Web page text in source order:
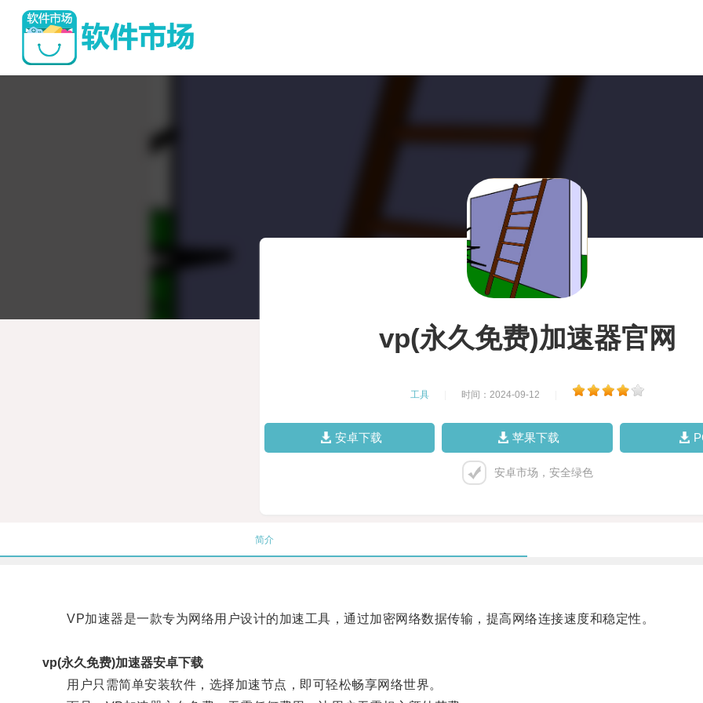
vp(永久免费)加速器官网
工具 时间：2024-09-12
安卓下载 苹果下载
安卓市场，安全绿色
简介
VP加速器是一款专为网络用户设计的加速工具，通过加密网络数据传输，提高网络连接速度和稳定性。
vp(永久免费)加速器安卓下载
用户只需简单安装软件，选择加速节点，即可轻松畅享网络世界。